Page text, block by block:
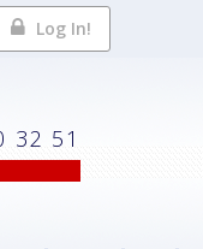
Log In!
32 51